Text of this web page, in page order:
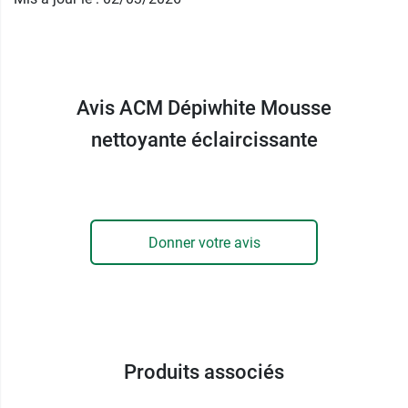
vont lutter contre le vieillissement précoce de la
mélanine, pour estomper les taches
pigmentaires et prévenir leur apparition. Enfin, de
glycérineet dupropanédiolviennent parfaire
souple et confortable.
Avis ACM Dépiwhite Mousse
nettoyante éclaircissante
Donner votre avis
Produits associés